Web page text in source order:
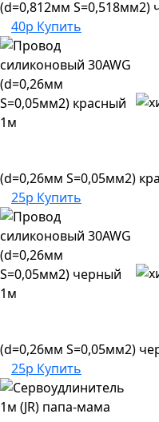
(d=0,812мм S=0,518мм2)
40р Купить
(d=0,26мм S=0,05мм2)
25р Купить
(d=0,26мм S=0,05мм2)
25р Купить